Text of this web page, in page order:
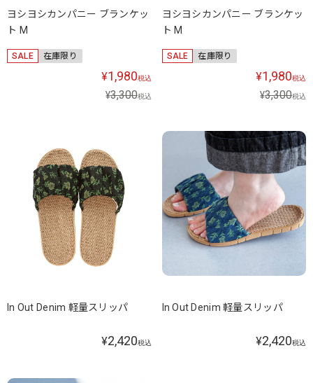
ヨシヨシカンパニー ブランケッ
ト M
SALE 在庫限り
¥1,980税込
¥3,300税込
ヨシヨシカンパニー ブランケッ
ト M
SALE 在庫限り
¥1,980税込
¥3,300税込
In Out Denim 軽量スリッパ
¥2,420税込
In Out Denim 軽量スリッパ
¥2,420税込